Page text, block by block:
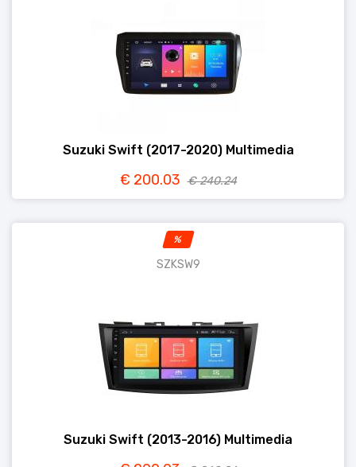
Suzuki Swift (2017-2020) Multimedia
€ 200.03 € 240.24
%
SZKSW9
Suzuki Swift (2013-2016) Multimedia